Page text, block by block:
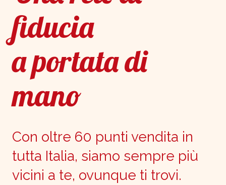
fiducia
a portata di
mano
Con oltre 60 punti vendita in
tutta Italia, siamo sempre più
vicini a te, ovunque ti trovi.